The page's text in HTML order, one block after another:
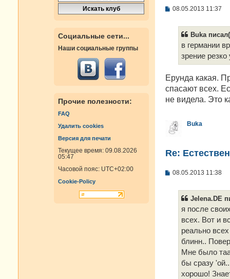
Социальные сети...
Наши социальные группы
Прочие полезности:
FAQ
Удалить cookies
Версия для печати
Текущее время: 09.08.2026
05:47
Часовой пояс: UTC+02:00
Cookie-Policy
С
08.05.2013 11:37
Buka
в германии
зрение
Ерунда какая.
спасают всех.
не видела. Это
Buka
Re:
С
08.05.2013 11:38
Jelena.DE
я после
всех. Вот и
реально
блинн..
Мне было
бы сразу
хорошо!